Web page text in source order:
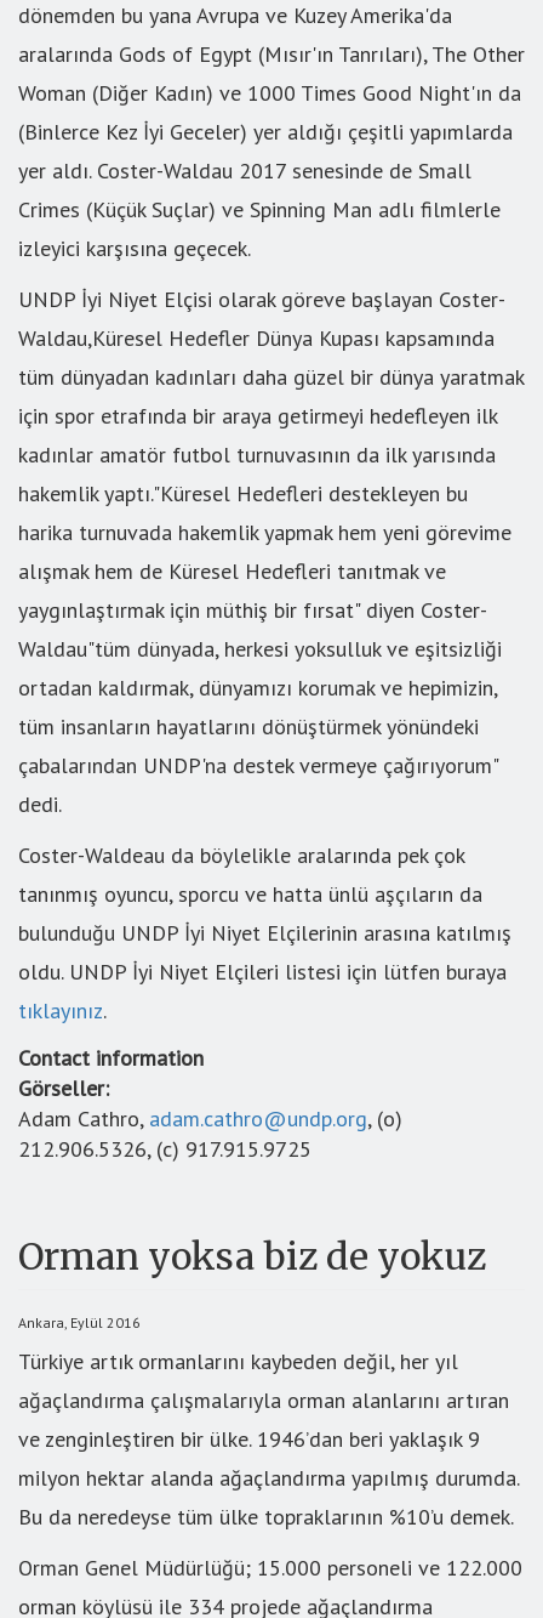
dönemden bu yana Avrupa ve Kuzey Amerika'da
aralarında Gods of Egypt (Mısır'ın Tanrıları), The Other
Woman (Diğer Kadın) ve 1000 Times Good Night'ın da
(Binlerce Kez İyi Geceler) yer aldığı çeşitli yapımlarda
yer aldı. Coster-Waldau 2017 senesinde de Small
Crimes (Küçük Suçlar) ve Spinning Man adlı filmlerle
izleyici karşısına geçecek.
UNDP İyi Niyet Elçisi olarak göreve başlayan Coster-
Waldau,Küresel Hedefler Dünya Kupası kapsamında
tüm dünyadan kadınları daha güzel bir dünya yaratmak
için spor etrafında bir araya getirmeyi hedefleyen ilk
kadınlar amatör futbol turnuvasının da ilk yarısında
hakemlik yaptı."Küresel Hedefleri destekleyen bu
harika turnuvada hakemlik yapmak hem yeni görevime
alışmak hem de Küresel Hedefleri tanıtmak ve
yaygınlaştırmak için müthiş bir fırsat" diyen Coster-
Waldau"tüm dünyada, herkesi yoksulluk ve eşitsizliği
ortadan kaldırmak, dünyamızı korumak ve hepimizin,
tüm insanların hayatlarını dönüştürmek yönündeki
çabalarından UNDP'na destek vermeye çağırıyorum"
dedi.
Coster-Waldeau da böylelikle aralarında pek çok
tanınmış oyuncu, sporcu ve hatta ünlü aşçıların da
bulunduğu UNDP İyi Niyet Elçilerinin arasına katılmış
oldu. UNDP İyi Niyet Elçileri listesi için lütfen buraya
tıklayınız.
Contact information
Görseller:
Adam Cathro, adam.cathro@undp.org, (o)
212.906.5326, (c) 917.915.9725
Orman yoksa biz de yokuz
Ankara, Eylül 2016
Türkiye artık ormanlarını kaybeden değil, her yıl
ağaçlandırma çalışmalarıyla orman alanlarını artıran
ve zenginleştiren bir ülke. 1946’dan beri yaklaşık 9
milyon hektar alanda ağaçlandırma yapılmış durumda.
Bu da neredeyse tüm ülke topraklarının %10’u demek.
Orman Genel Müdürlüğü; 15.000 personeli ve 122.000
orman köylüsü ile 334 projede ağaçlandırma